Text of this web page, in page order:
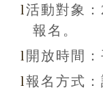
l活動對象：
報名。
l 開放時間：
l報名方式：